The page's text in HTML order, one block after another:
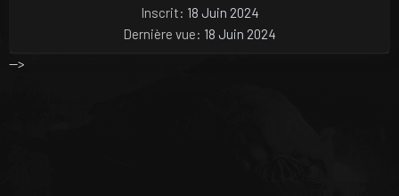
Inscrit
18 Juin 2024
Dernière vue
18 Juin 2024
-->